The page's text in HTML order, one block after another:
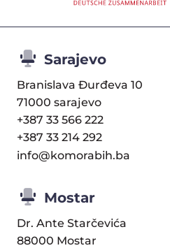
Sarajevo
Branislava Đurđeva 10
71000 sarajevo
+387 33 566 222
+387 33 214 292
info@komorabih.ba
Mostar
Dr. Ante Starčevića
88000 Mostar